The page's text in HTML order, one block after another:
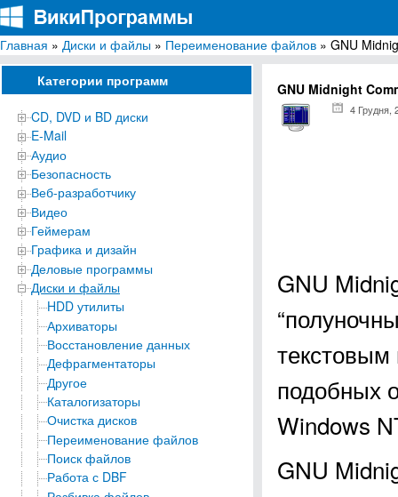
ВикиПрограммы
Энциклопедия бесплатных компьютерных программ для Windows
Главная » Диски и файлы » Переименование файлов » GNU
Категории программ
CD, DVD и BD диски
E-Mail
Аудио
Безопасность
Веб-разработчику
Видео
Геймерам
Графика и дизайн
Деловые программы
Диски и файлы
HDD утилиты
Архиваторы
Восстановление данных
Дефрагментаторы
Другое
Каталогизаторы
Очистка дисков
Переименование файлов
Поиск файлов
Работа с DBF
GNU Midnight
4 Грудня,
GNU
подобных
Windows
GNU